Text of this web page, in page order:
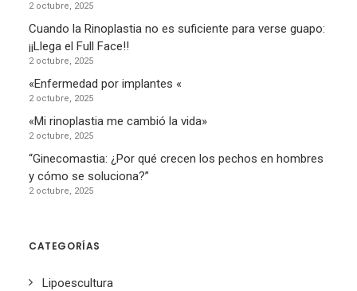
2 octubre, 2025
Cuando la Rinoplastia no es suficiente para verse guapo:
¡¡Llega el Full Face!!
2 octubre, 2025
«Enfermedad por implantes «
2 octubre, 2025
«Mi rinoplastia me cambió la vida»
2 octubre, 2025
“Ginecomastia: ¿Por qué crecen los pechos en hombres
y cómo se soluciona?”
2 octubre, 2025
CATEGORÍAS
Lipoescultura